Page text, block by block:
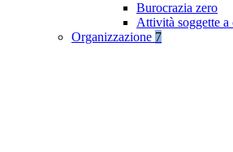
Burocrazia zero
Attività soggette
Organizzazione 7